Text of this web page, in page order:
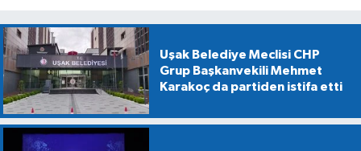
Uşak Belediye Meclisi CHP
Grup Başkanvekili Mehmet
Karakoç da partiden istifa etti